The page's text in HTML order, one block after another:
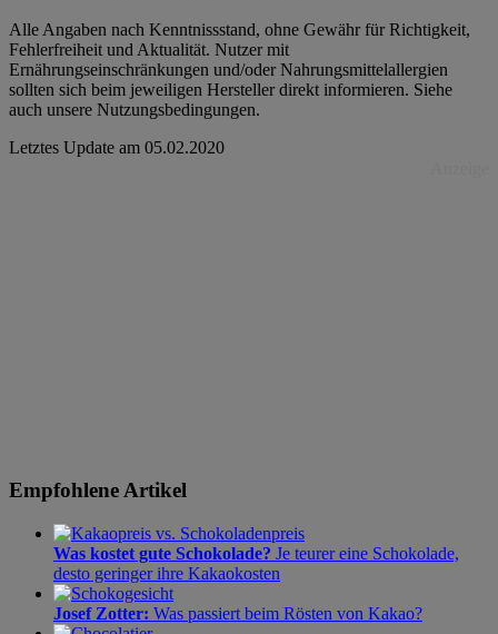
Alle Angaben nach Kenntnissstand, ohne Gewähr für Richtigkeit,
Fehlerfreiheit und Aktualität. Nutzer mit
Ernährungseinschränkungen und/oder Nahrungsmittelallergien
sollten sich beim jeweiligen Hersteller direkt informieren. Siehe
auch unsere Nutzungsbedingungen.
Letztes Update am 05.02.2020
Empfohlene Artikel
Was kostet gute Schokolade? Je teurer eine Schokolade,
desto geringer ihre Kakaokosten
Josef Zotter: Was passiert beim Rösten von Kakao?